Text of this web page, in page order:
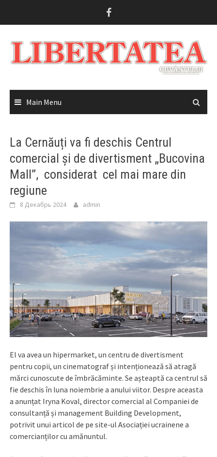
Main Menu
La Cernăuți va fi deschis Centrul
comercial și de divertisment „Bucovina
Mall”, considerat cel mai mare din
regiune
8 Декабрь 2024 admin
El va avea un hipermarket, un centru de divertisment
pentru copii, un cinematograf și intenționează să atragă
mărci cunoscute de îmbrăcăminte. Se așteaptă ca centrul să
fie deschis în luna noiembrie a anului viitor. Despre aceasta
a anunțat Iryna Koval, director comercial al Companiei de
consultanță și management Building Development,
potrivit unui articol de pe site-ul Asociației ucrainene a
comercianților cu amănuntul.